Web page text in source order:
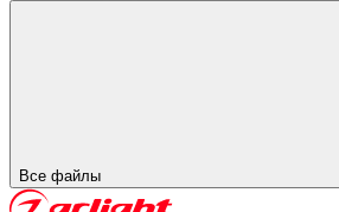
Все файлы